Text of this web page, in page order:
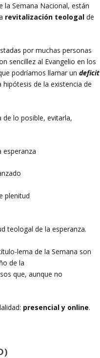
la Semana Nacional, están
revitalización teologalde
por muchas personas
sencillez al Evangelio en los
podríamos llamar un deficit
de la existencia de
de lo posible, evitarla,
esperanza
plenitud
teologal de la esperanza.
lema de la Semana son
de la
que, aunque no
presencial y online.